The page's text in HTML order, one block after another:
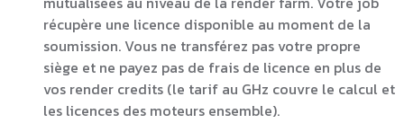
récupère une licence disponible au moment de la
soumission. Vous ne transférez pas votre propre
siège et ne payez pas de frais de licence en plus de
vos render credits (le tarif au GHz couvre le calcul et
les licences des moteurs ensemble).